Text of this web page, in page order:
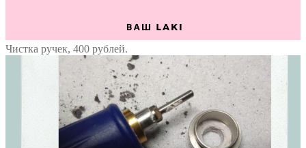
Чистка ручек, 400 рублей.